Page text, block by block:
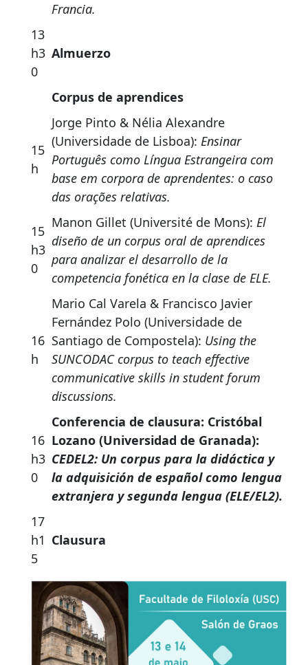
Francia.
13
h3
0
Almuerzo
Corpus de aprendices
15
h
Jorge Pinto & Nélia Alexandre
(Universidade de Lisboa): Ensinar
Português como Língua Estrangeira com
base em corpora de aprendentes: o caso
das orações relativas.
15
h3
0
Manon Gillet (Université de Mons): El
diseño de un corpus oral de aprendices
para analizar el desarrollo de la
competencia fonética en la clase de ELE.
16
h
Mario Cal Varela & Francisco Javier
Fernández Polo (Universidade de
Santiago de Compostela): Using the
SUNCODAC corpus to teach effective
communicative skills in student forum
discussions.
16
h3
0
Conferencia de clausura: Cristóbal
Lozano (Universidad de Granada):
CEDEL2: Un corpus para la didáctica y
la adquisición de español como lengua
extranjera y segunda lengua (ELE/EL2).
17
h1
5
Clausura